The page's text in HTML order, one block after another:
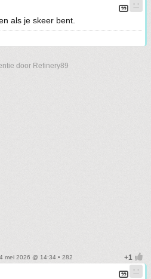
als je skeer bent.
door Refinery89
mei 2026 @ 14:34 • 282